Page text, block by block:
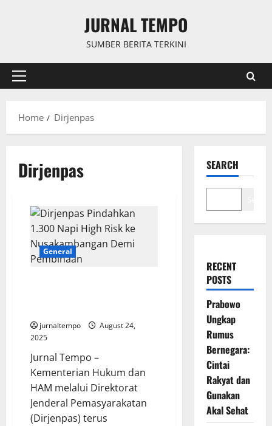
JURNAL TEMPO
SUMBER BERITA TERKINI
Primary
Home
Dirjenpas
Dirjenpas
General
jurnaltempo
August 24,
2025
Jurnal Tempo –
Kementerian Hukum dan
HAM melalui Direktorat
Jenderal Pemasyarakatan
(Dirjenpas) terus
SEARCH
RECENT
POSTS
Prabowo
Ungkap
Rumus
Bernegara:
Cintai
Rakyat dan
Gunakan
Akal Sehat